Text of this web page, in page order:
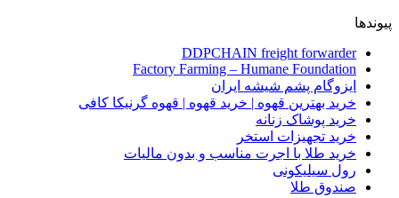
پیوندها
DDPCHAIN freight forwarder
Factory Farming – Humane Foundation
ایزوگام پشم شیشه ایران
خرید بهترین قهوه | خرید قهوه | قهوه گرنیکا کافی
خرید پوشاک زنانه
خرید تجهیزات استخر
خرید طلا با اجرت مناسب و بدون مالیات
رول سیلیکونی
صندوق طلا